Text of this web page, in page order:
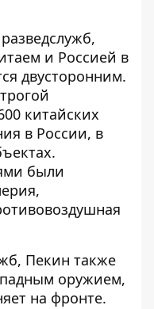
и Россией в
двусторонним.
китайских
в России, в
были
Пекин также
оружием,
на фронте.